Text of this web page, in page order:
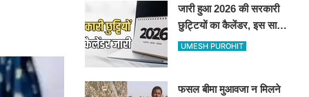
जारी हुआ 2026 की सरकारी
छुट्टियों का कैलेंडर, इस साल
कई बार मिलेगा लगातार
UMESH PUROHIT
फसल बीमा मुआवजा न मिलने